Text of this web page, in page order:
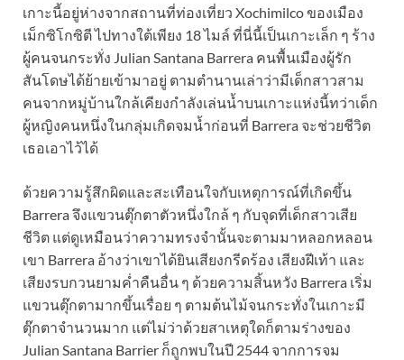
เกาะนี้อยู่ห่างจากสถานที่ท่องเที่ยว Xochimilco ของเมือง
เม็กซิโกซิตี ไปทางใต้เพียง 18 ไมล์ ที่นี่นี้เป็นเกาะเล็ก ๆ ร้าง
ผู้คนจนกระทั่ง Julian Santana Barrera คนพื้นเมืองผู้รัก
สันโดษได้ย้ายเข้ามาอยู่ ตามตำนานเล่าว่ามีเด็กสาวสาม
คนจากหมู่บ้านใกล้เคียงกำลังเล่นน้ำบนเกาะแห่งนี้ทว่าเด็ก
ผู้หญิงคนหนึ่งในกลุ่มเกิดจมน้ำก่อนที่ Barrera จะช่วยชีวิต
เธอเอาไว้ได้
ด้วยความรู้สึกผิดและสะเทือนใจกับเหตุการณ์ที่เกิดขึ้น
Barrera จึงแขวนตุ๊กตาตัวหนึ่งใกล้ ๆ กับจุดที่เด็กสาวเสีย
ชีวิต แต่ดูเหมือนว่าความทรงจำนั้นจะตามมาหลอกหลอน
เขา Barrera อ้างว่าเขาได้ยินเสียงกรีดร้อง เสียงฝีเท้า และ
เสียงรบกวนยามค่ำคืนอื่น ๆ ด้วยความสิ้นหวัง Barrera เริ่ม
แขวนตุ๊กตามากขึ้นเรื่อย ๆ ตามต้นไม้จนกระทั่งในเกาะมี
ตุ๊กตาจำนวนมาก แต่ไม่ว่าด้วยสาเหตุใดก็ตามร่างของ
Julian Santana Barrier ก็ถูกพบในปี 2544 จากการจม